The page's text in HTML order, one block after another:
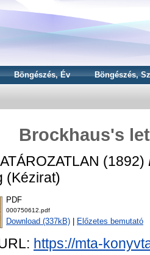
Böngészés, Év Böngészés,
Brockhaus's
(1892)
(Kézirat)
PDF
000750612.pdf
Download (337kB) Előzetes bemutató
https://mta-